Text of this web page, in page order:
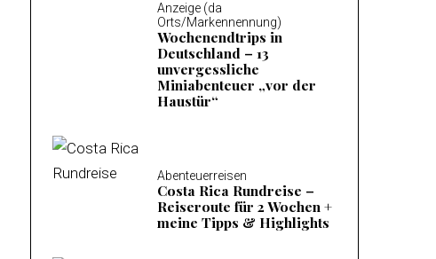
Anzeige (da
Orts/Markennennung)
Wochenendtrips in
Deutschland – 13
unvergessliche
Miniabenteuer „vor der
Haustür“
Abenteuerreisen
Costa Rica Rundreise –
Reiseroute für 2 Wochen +
meine Tipps & Highlights